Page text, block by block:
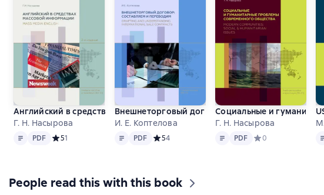
Английский в средствах массовой информации (на материале
Г. Н. Насырова
Text PDF
PDF Средний рейтинг 5 на основе 1 оценок
51
Внешнеторговый договор: составляем и
И. Е. Коптелова
Text PDF
PDF Средний рейтинг 5 на основе 4 оценок
54
Социальные и
Г. Н. Насырова
Text PDF
PDF Средний рейтинг 0
0
People read this with this book